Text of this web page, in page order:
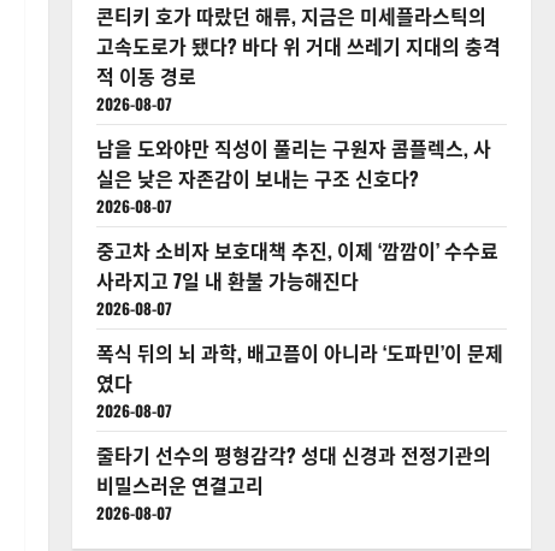
콘티키 호가 따랐던 해류, 지금은 미세플라스틱의
고속도로가 됐다? 바다 위 거대 쓰레기 지대의 충격
적 이동 경로
2026-08-07
남을 도와야만 직성이 풀리는 구원자 콤플렉스, 사
실은 낮은 자존감이 보내는 구조 신호다?
2026-08-07
중고차 소비자 보호대책 추진, 이제 ‘깜깜이’ 수수료
사라지고 7일 내 환불 가능해진다
2026-08-07
폭식 뒤의 뇌 과학, 배고픔이 아니라 ‘도파민’이 문제
였다
2026-08-07
줄타기 선수의 평형감각? 성대 신경과 전정기관의
비밀스러운 연결고리
2026-08-07